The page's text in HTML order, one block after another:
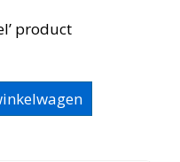
product